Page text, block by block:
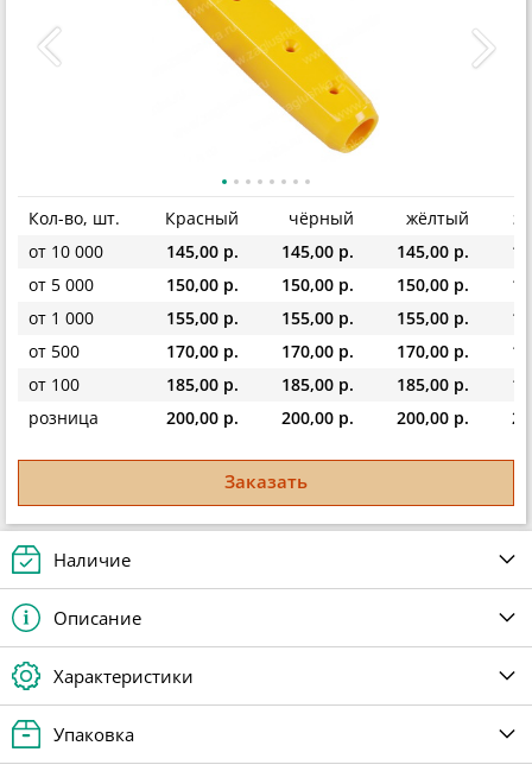
Кол-во, шт. Красный чёрный жёлтый
от 10 000
145,00 р. 145,00 р. 145,00 р.
от 5 000
150,00 р. 150,00 р. 150,00 р.
от 1 000
155,00 р. 155,00 р. 155,00 р.
от 500
170,00 р. 170,00 р. 170,00 р.
от 100
185,00 р. 185,00 р. 185,00 р.
розница
200,00 р. 200,00 р. 200,00 р.
Заказать
Наличие
Описание
Характеристики
Упаковка